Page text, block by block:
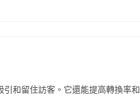
和留住訪客。它還能提高轉換率